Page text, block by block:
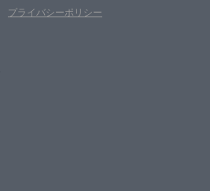
プライバシーポリシー